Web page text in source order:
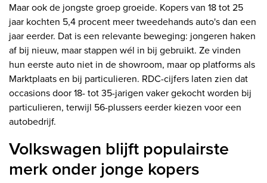
Maar ook de jongste groep groeide. Kopers van 18 tot 25
jaar kochten 5,4 procent meer tweedehands auto's dan een
jaar eerder. Dat is een relevante beweging: jongeren haken
af bij nieuw, maar stappen wél in bij gebruikt. Ze vinden
hun eerste auto niet in de showroom, maar op platforms als
Marktplaats en bij particulieren. RDC-cijfers laten zien dat
occasions door 18- tot 35-jarigen vaker gekocht worden bij
particulieren, terwijl 56-plussers eerder kiezen voor een
autobedrijf.
Volkswagen blijft populairste
merk onder jonge kopers